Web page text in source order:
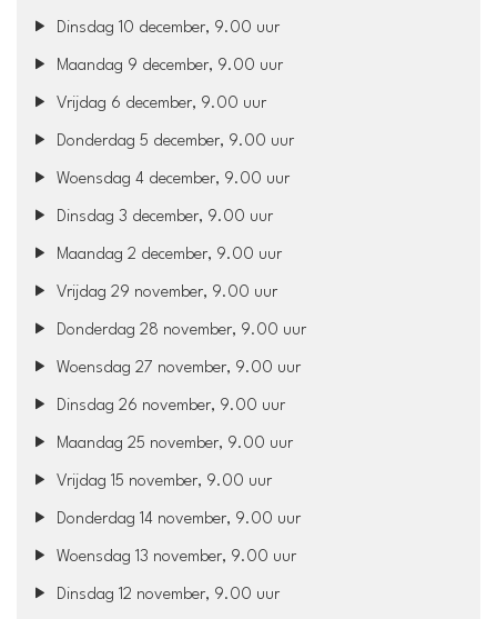
Dinsdag 10 december, 9.00 uur
Maandag 9 december, 9.00 uur
Vrijdag 6 december, 9.00 uur
Donderdag 5 december, 9.00 uur
Woensdag 4 december, 9.00 uur
Dinsdag 3 december, 9.00 uur
Maandag 2 december, 9.00 uur
Vrijdag 29 november, 9.00 uur
Donderdag 28 november, 9.00 uur
Woensdag 27 november, 9.00 uur
Dinsdag 26 november, 9.00 uur
Maandag 25 november, 9.00 uur
Vrijdag 15 november, 9.00 uur
Donderdag 14 november, 9.00 uur
Woensdag 13 november, 9.00 uur
Dinsdag 12 november, 9.00 uur